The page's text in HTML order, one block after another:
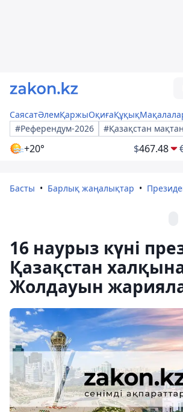
СаясатӘлемҚаржыОқиғаҚұқық
#Референдум-2026
#Қазақстан
+20° $467.48
Басты Барлық жаңалықтар
16 наурыз күні
Қазақстан
Жолдауын